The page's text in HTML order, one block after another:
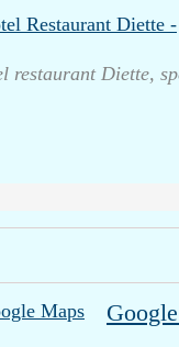
restaurant Diette,